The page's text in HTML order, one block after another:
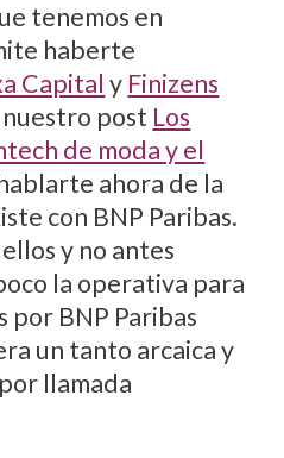
tenemos en
haberte
Capital y Finizens
nuestro post Los
de moda y el
ahora de la
con BNP Paribas.
y no antes
la operativa para
BNP Paribas
un tanto arcaica y
llamada